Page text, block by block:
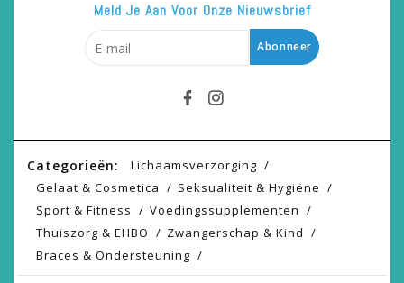
Meld Je Aan Voor Onze Nieuwsbrief
Abonneer
Categorieën:
Lichaamsverzorging
Gelaat & Cosmetica
Seksualiteit & Hygiëne
Sport & Fitness
Voedingssupplementen
Thuiszorg & EHBO
Zwangerschap & Kind
Braces & Ondersteuning